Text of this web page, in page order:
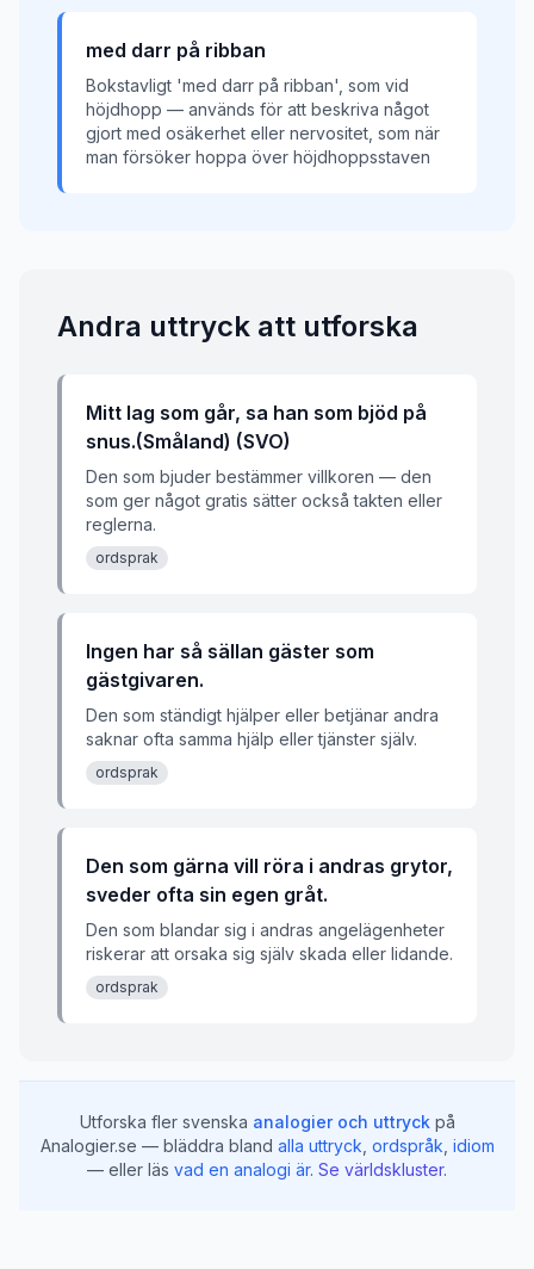
med darr på ribban
Bokstavligt 'med darr på ribban', som vid
höjdhopp — används för att beskriva något
gjort med osäkerhet eller nervositet, som när
man försöker hoppa över höjdhoppsstaven
Andra uttryck att utforska
Mitt lag som går, sa han som bjöd på
snus.(Småland) (SVO)
Den som bjuder bestämmer villkoren — den
som ger något gratis sätter också takten eller
reglerna.
ordsprak
Ingen har så sällan gäster som
gästgivaren.
Den som ständigt hjälper eller betjänar andra
saknar ofta samma hjälp eller tjänster själv.
ordsprak
Den som gärna vill röra i andras grytor,
sveder ofta sin egen gråt.
Den som blandar sig i andras angelägenheter
riskerar att orsaka sig själv skada eller lidande.
ordsprak
Utforska fler svenska analogier och uttryck på
Analogier.se — bläddra bland alla uttryck ordspråk idiom
— eller läs vad en analogi är. Se världskluster.